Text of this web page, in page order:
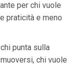
per chi vuole
praticità e meno
punta sulla
chi vuole